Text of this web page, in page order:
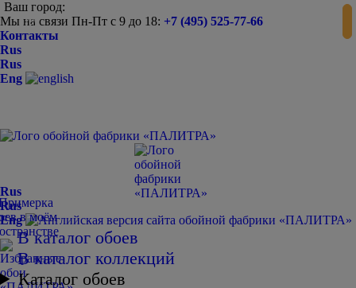
Ваш город:
Мы на связи Пн-Пт с 9 до 18: +7 (495) 525-77-66
Контакты
Rus
Rus
Eng
Rus
Rus
Eng
В каталог обоев
В каталог коллекций
Каталог обоев
-